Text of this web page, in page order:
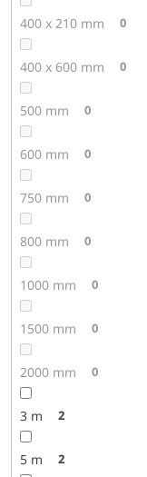
400 x 210 mm 0
400 x 600 mm 0
500 mm 0
600 mm 0
750 mm 0
800 mm 0
1000 mm 0
1500 mm 0
2000 mm 0
3 m 2
5 m 2